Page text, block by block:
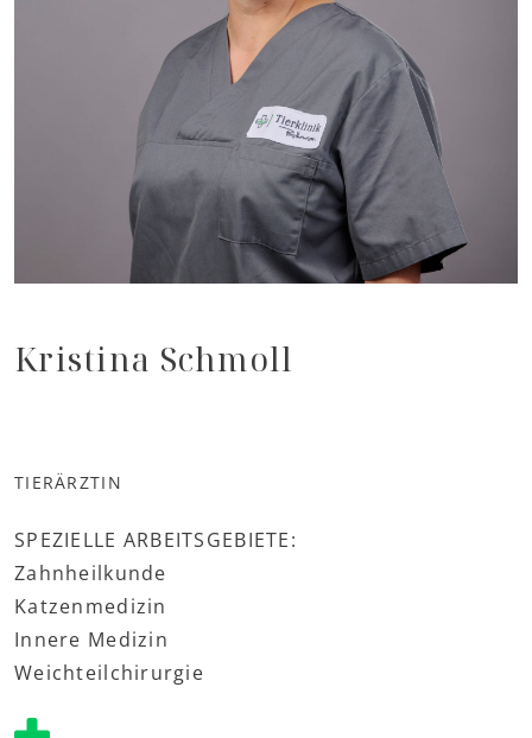
Kristina Schmoll
TIERÄRZTIN
SPEZIELLE ARBEITSGEBIETE:
Zahnheilkunde
Katzenmedizin
Innere Medizin
Weichteilchirurgie